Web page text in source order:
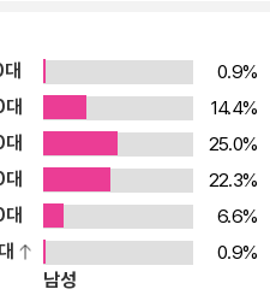
』, 『두 개의 한국 현대사』,
민을 위한 권력은 없다』, 『대한민
대편 1∼3』, 『인류이야기 근대
꾸로 읽는 통일이야기』, 『북한 5
년대 한국노동운동사』 등이 있
국을 지배했다. 국민들은 가난
무죄의 비정상적인 사회에 적응
국민 스스로의 힘으로 민주화도
경제적인 성과도 거두었다. 좀 늦
는 적대적 남북관계를 청산하고
국의 성장
로 엮은 책이 바로 『대한민국사
해방에서부터 2008년 이명박
0.9%
14.4%
25.0%
22.3%
6.6%
0.9%
남성